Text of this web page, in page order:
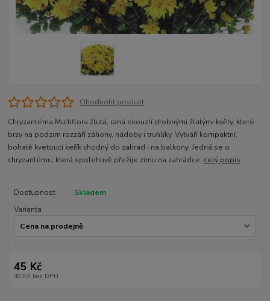
Ohodnotit produkt
Chryzantéma Multiflora žlutá, raná okouzlí drobnými žlutými květy, které
brzy na podzim rozzáří záhony, nádoby i truhlíky. Vytváří kompaktní,
bohatě kvetoucí keřík vhodný do zahrad i na balkony. Jedná se o
chryzantému, která spolehlivě přežije zimu na zahrádce. celý popis
Dostupnost
Skladem
Varianta
45 Kč
40 Kč bez DPH